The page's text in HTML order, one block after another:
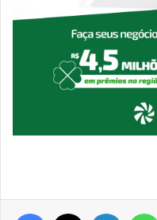
Facebook Linkedin